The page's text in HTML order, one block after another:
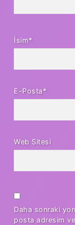
İsim*
E-Posta*
Web Sitesi
Daha sonraki
posta adresim